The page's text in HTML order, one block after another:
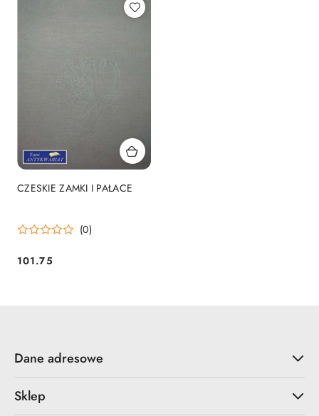
CZESKIE ZAMKI I PAŁACE
(0)
Cena:
101.75
Dane adresowe
Sklep